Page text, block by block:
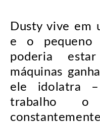
Dusty vive em
e o pequeno
poderia
máquinas
ele idolatra
trabalho o